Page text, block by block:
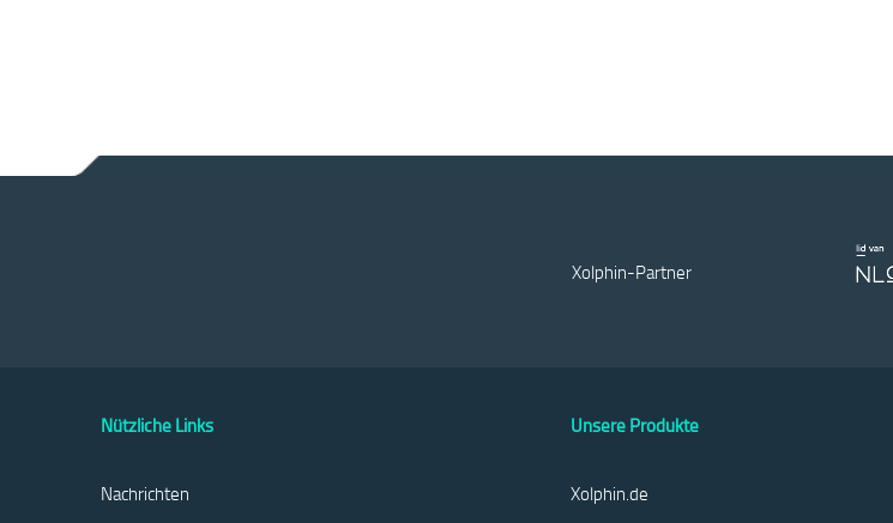
Xolphin-Partner
Nützliche Links
Nachrichten
Unsere Produkte
Xolphin.de